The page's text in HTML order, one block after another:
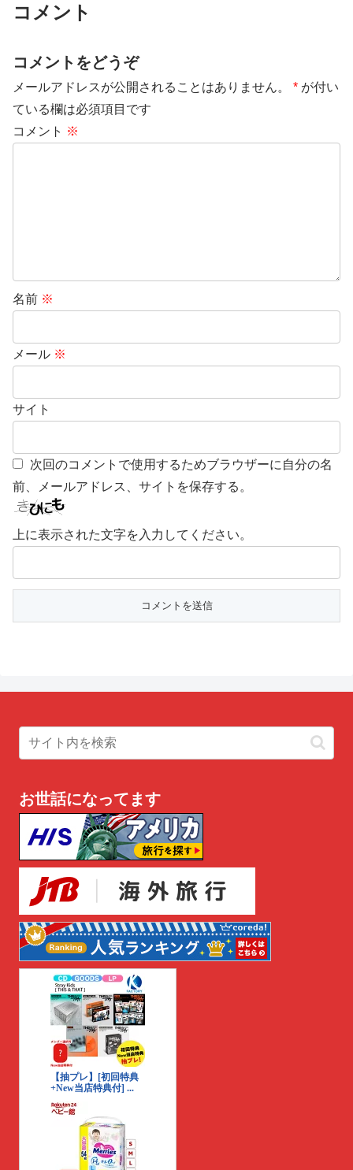
コメント
コメントをどうぞ
メールアドレスが公開されることはありません。 * が付い
ている欄は必須項目です
コメント ※
名前 ※
メール ※
サイト
次回のコメントで使用するためブラウザーに自分の名
前、メールアドレス、サイトを保存する。
上に表示された文字を入力してください。
お世話になってます